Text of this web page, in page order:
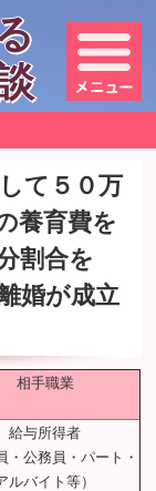
て５０万
養育費を
割合を
婚が成立
相手職業
給与所得者
・公務員・パート・
ルバイト等）